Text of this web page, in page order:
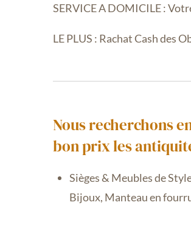
SERVICE A DOMICILE :
LE PLUS : Rachat Cash des
Nous recherchons
bon prix les
Sièges & Meubles de
Bijoux, Manteau en